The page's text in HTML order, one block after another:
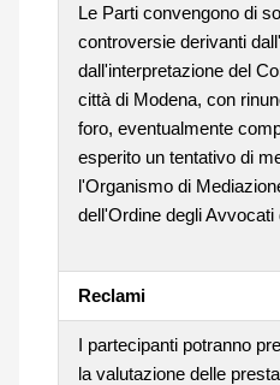
Le Parti convengono di
controversie derivanti
dall'interpretazione del
città di Modena, con
foro, eventualmente
esperito un tentativo di
l'Organismo di
dell'Ordine degli Avvocati
Reclami
I partecipanti potranno
la valutazione delle